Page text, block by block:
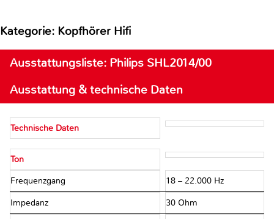
Kategorie: Kopfhörer Hifi
Ausstattungsliste: Philips SHL2014/00
Ausstattung & technische Daten
Technische Daten
Ton
Frequenzgang 18 – 22.000 Hz
Impedanz 30 Ohm